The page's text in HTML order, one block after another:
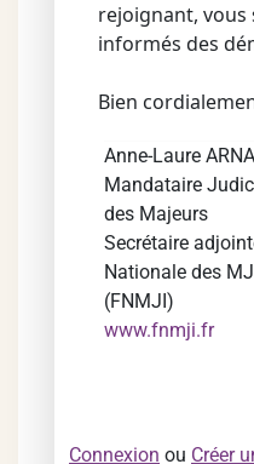
rejoignant, vous
informés des
Bien
Anne-Laure
Mandataire
des Majeurs
Secrétaire
Nationale des
(FNMJI)
www.fnmji.fr
Connexion ou Créer